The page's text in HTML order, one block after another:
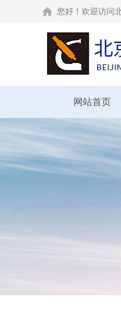
您好！欢迎访问
网站首页